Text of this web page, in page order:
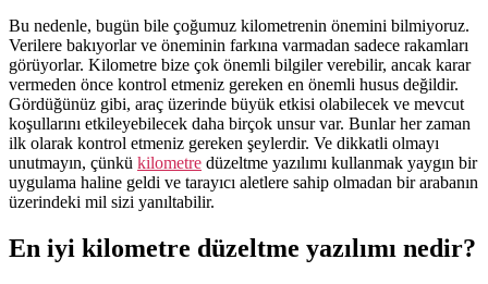
Bu nedenle, bugün bile çoğumuz kilometrenin önemini bilmiyoruz.
Verilere bakıyorlar ve öneminin farkına varmadan sadece rakamları
görüyorlar. Kilometre bize çok önemli bilgiler verebilir, ancak karar
vermeden önce kontrol etmeniz gereken en önemli husus değildir.
Gördüğünüz gibi, araç üzerinde büyük etkisi olabilecek ve mevcut
koşullarını etkileyebilecek daha birçok unsur var. Bunlar her zaman
ilk olarak kontrol etmeniz gereken şeylerdir. Ve dikkatli olmayı
unutmayın, çünkü kilometre düzeltme yazılımı kullanmak yaygın bir
uygulama haline geldi ve tarayıcı aletlere sahip olmadan bir arabanın
üzerindeki mil sizi yanıltabilir.
En iyi kilometre düzeltme yazılımı nedir?